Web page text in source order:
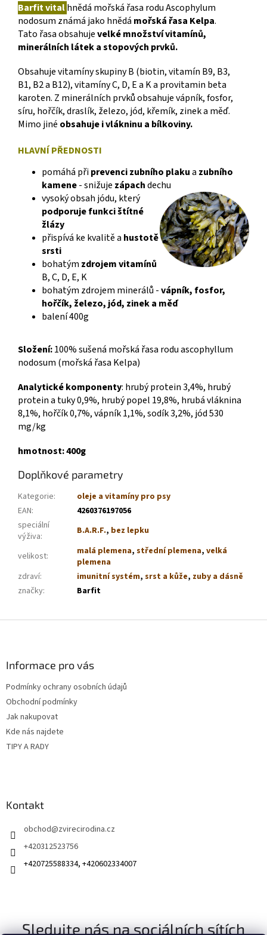
Barfit vitalhnědá mořská řasa rodu Ascophylum
nodosum známá jako hnědá mořská řasa Kelpa.
Tato řasa obsahujevelké množství vitamínů,
minerálních látek a stopových prvků.
Obsahuje vitamíny skupiny B (biotin, vitamín B9, B3,
B1, B2 a B12), vitamíny C, D, E a K a provitamin beta
karoten. Z minerálních prvků obsahuje vápník, fosfor,
síru, hořčík, draslík, železo, jód, křemík, zinek a měď.
Mimo jiné obsahuje i vlákninu a bílkoviny.
HLAVNÍ PŘEDNOSTI
pomáhá připrevenci zubního plakua zubního
kamene- snižuje zápachdechu
vysoký obsah jódu, který
podporuje funkci štítné
žlázy
přispívá ke kvalitě a hustotě
srsti
bohatým zdrojem vitamínů
B, C, D, E, K
bohatým zdrojem minerálů -vápník, fosfor,
hořčík, železo, jód, zinek a měď
balení 400g
Složení:100% sušená mořská řasa rodu ascophyllum
nodosum (mořská řasa Kelpa)
Analytické komponenty: hrubý protein 3,4%, hrubý
protein a tuky 0,9%, hrubý popel 19,8%, hrubá vláknina
8,1%, hořčík 0,7%, vápník 1,1%, sodík 3,2%, jód 530
mg/kg
hmotnost: 400g
Doplňkové parametry
Kategorie:
oleje a vitamíny pro psy
EAN:
4260376197056
speciální
výživa: B.A.R.F., bez lepku
velikost: malá plemena, střední plemena, velká
plemena
zdraví: imunitní systém, srst a kůže, zuby a dásně
značky: Barfit
Informace pro vás
Podmínky ochrany osobních údajů
Obchodní podmínky
Jak nakupovat
Kde nás najdete
TIPY A RADY
Kontakt
obchod@zvirecirodina.cz
+420312523756
+420725588334, +420602334007
Sledujte nás na sociálních sítích